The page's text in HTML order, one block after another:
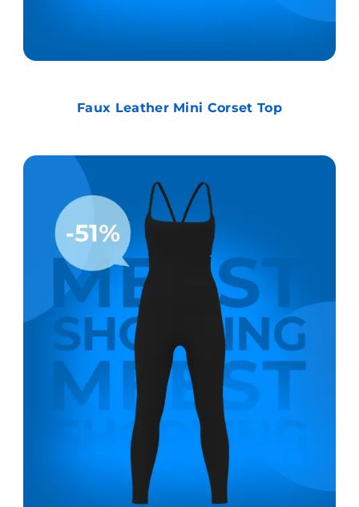
Faux Leather Mini Corset Top